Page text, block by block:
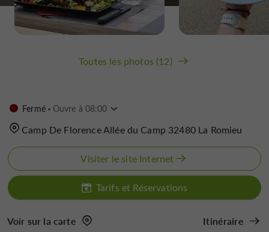
Toutes les photos (12)
Fermé Ouvre à 08:00
Camp De Florence Allée du Camp 32480 La Romieu
Visiter le site Internet
Tarifs et Réservations
Voir sur la carte Itinéraire